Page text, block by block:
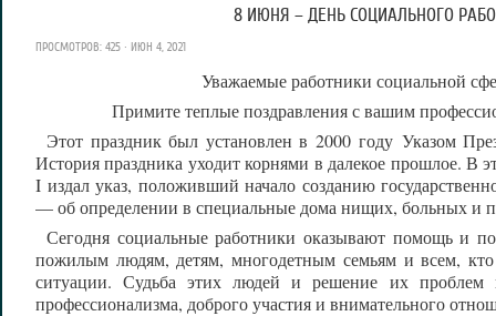
8 ИЮНЯ – ДЕНЬ СОЦИАЛЬНОГО
ПРОСМОТРОВ: 425 · ИЮН 4, 2021
Уважаемые работники социальной
Примите теплые поздравления с вашим
Этот праздник был установлен в 2000 году Указом
История праздника уходит корнями в далекое прошлое. В
I издал указ, положивший начало созданию
— об определении в специальные дома нищих, больных и
Сегодня социальные работники оказывают помощь и
пожилым людям, детям, многодетным семьям и всем, кто
ситуации. Судьба этих людей и решение их проблем
профессионализма, доброго участия и внимательного